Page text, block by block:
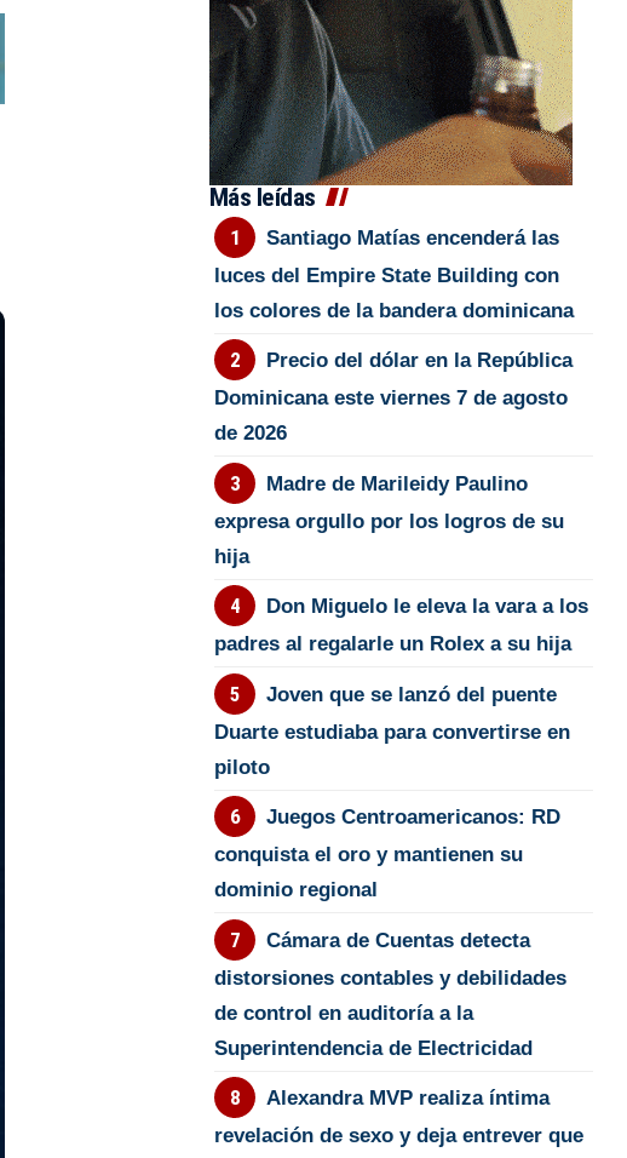
Más leídas
Santiago Matías encenderá las
luces del Empire State Building con
los colores de la bandera dominicana
Precio del dólar en la República
Dominicana este viernes 7 de agosto
de 2026
Madre de Marileidy Paulino
expresa orgullo por los logros de su
hija
Don Miguelo le eleva la vara a los
padres al regalarle un Rolex a su hija
Joven que se lanzó del puente
Duarte estudiaba para convertirse en
piloto
Juegos Centroamericanos: RD
conquista el oro y mantienen su
dominio regional
Cámara de Cuentas detecta
distorsiones contables y debilidades
de control en auditoría a la
Superintendencia de Electricidad
Alexandra MVP realiza íntima
revelación de sexo y deja entrever que